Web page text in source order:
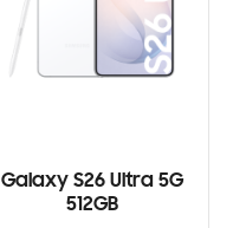
Galaxy S26 Ultra 5G
512GB